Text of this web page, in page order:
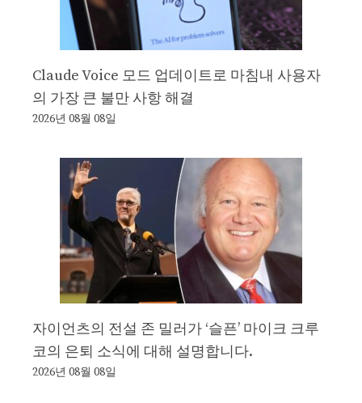
Claude Voice 모드 업데이트로 마침내 사용자
의 가장 큰 불만 사항 해결
2026년 08월 08일
자이언츠의 전설 존 밀러가 ‘슬픈’ 마이크 크루
코의 은퇴 소식에 대해 설명합니다.
2026년 08월 08일